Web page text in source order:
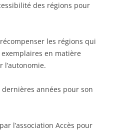
des régions pour
les régions qui
en matière
l’autonomie.
dernières années pour son
l’association Accès pour